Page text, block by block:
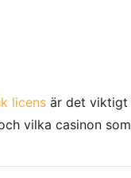
licensär det viktigt
vilka casinon som